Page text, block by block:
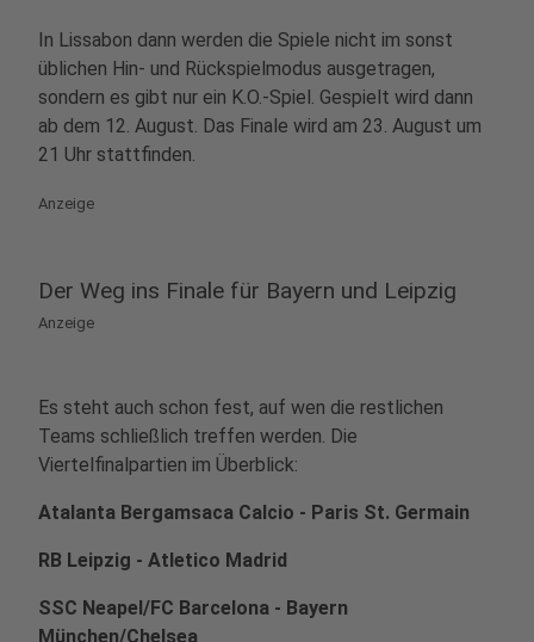
In Lissabon dann werden die Spiele nicht im sonst
üblichen Hin- und Rückspielmodus ausgetragen,
sondern es gibt nur ein K.O.-Spiel. Gespielt wird dann
ab dem 12. August. Das Finale wird am 23. August um
21 Uhr stattfinden.
Anzeige
Der Weg ins Finale für Bayern und Leipzig
Anzeige
Es steht auch schon fest, auf wen die restlichen
Teams schließlich treffen werden. Die
Viertelfinalpartien im Überblick:
Atalanta Bergamsaca Calcio - Paris St. Germain
RB Leipzig - Atletico Madrid
SSC Neapel/FC Barcelona - Bayern
München/Chelsea